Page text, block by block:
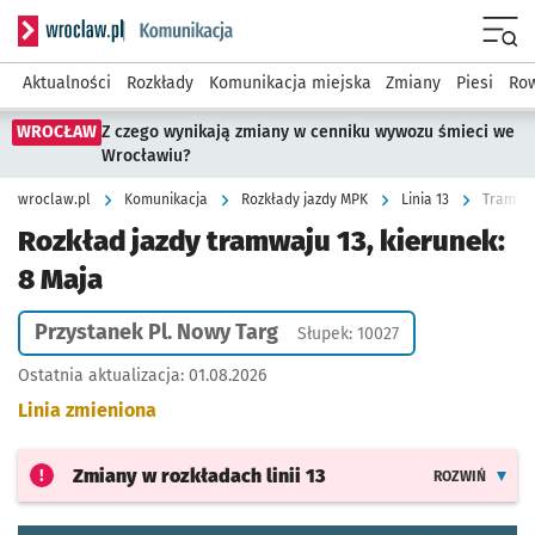
Serwis informacyjny wroclaw.pl podserwis: Komunikacja
Aktualności Rozkłady Komunikacja miejska Zmiany Piesi
WROCŁAW Z czego wynikają zmiany w cenniku wywozu śmieci we
Wrocławiu?
wroclaw.pl Komunikacja Rozkłady jazdy MPK Linia 13
Rozkład jazdy tramwaju 13, kierunek:
8 Maja
Przystanek Pl. Nowy Targ Słupek: 10027
Ostatnia aktualizacja: 01.08.2026
Linia zmieniona
Zmiany w rozkładach linii 13 ROZWIŃ